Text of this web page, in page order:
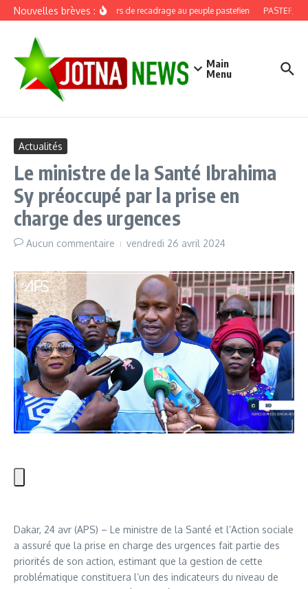
Aller au contenu
Nouvelles brèves :Discours de recadrage au peuple pastefien PASTEF,
Main
Menu
Actualités
Le ministre de la Santé Ibrahima
Sy préoccupé par la prise en
charge des urgences
Aucun commentaire vendredi 26 avril 2024
Dakar, 24 avr (APS) – Le ministre de la Santé et l’Action sociale
a assuré que la prise en charge des urgences fait partie des
priorités de son action, estimant que la gestion de cette
problématique constituera l’un des indicateurs du niveau de